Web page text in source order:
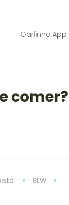
Garfinho App
comer?
BLW